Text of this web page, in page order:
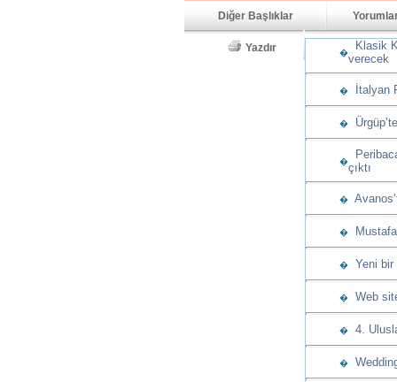
Diğer Başlıklar
Yazdır �
Klasik
verecek
� İtalyan
�
�çıktı
�
�
� Yeni bir
� Web
� 4.
�